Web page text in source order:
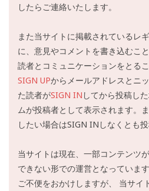
したらご連絡いたします。
また当サイトに掲載されているレ
に、意見やコメントを書き込むこ
読者とコミュニケーションをとるこ
SIGN UPからメールアドレスとニ
た読者がSIGN IN してから投稿し
ムが投稿者として表示されます。
したい場合はSIGN INしなくとも
当サイトは現在、一部コンテンツ
できない形での運営となっています
ご不便をおかけしますが、 当サイ